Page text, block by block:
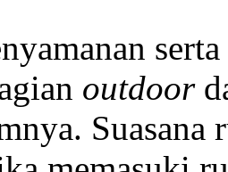
outdoor
Suasana